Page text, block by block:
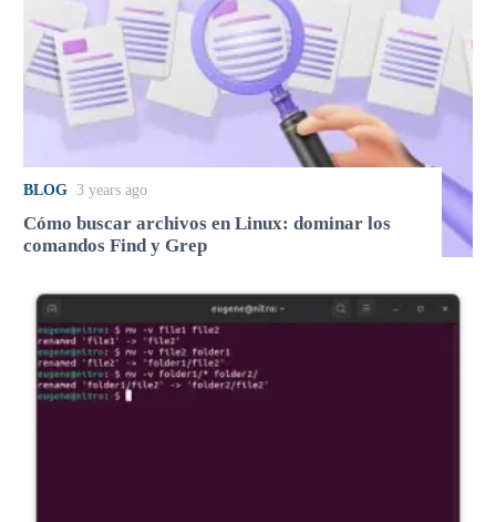
BLOG 3 years ago
Cómo buscar archivos en Linux: dominar los
comandos Find y Grep